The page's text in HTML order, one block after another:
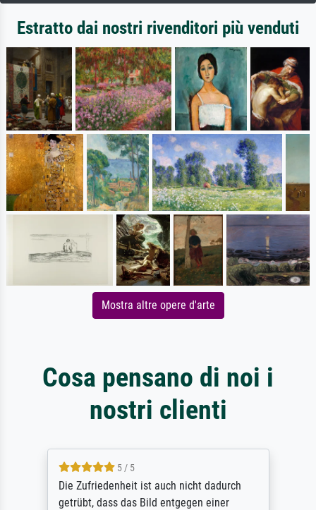
Estratto dai nostri rivenditori più venduti
Mostra altre opere d'arte
Cosa pensano di noi i
nostri clienti
5 / 5
Die Zufriedenheit ist auch nicht dadurch
getrübt, dass das Bild entgegen einer